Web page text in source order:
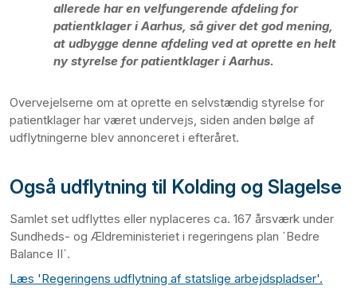
allerede har en velfungerende afdeling for
patientklager i Aarhus, så giver det god mening,
at udbygge denne afdeling ved at oprette en helt
ny styrelse for patientklager i Aarhus.
Overvejelserne om at oprette en selvstændig styrelse for
patientklager har været undervejs, siden anden bølge af
udflytningerne blev annonceret i efteråret.
Også udflytning til Kolding og Slagelse
Samlet set udflyttes eller nyplaceres ca. 167 årsværk under
Sundheds- og Ældreministeriet i regeringens plan ´Bedre
Balance II´.
Læs 'Regeringens udflytning af statslige arbejdspladser'.